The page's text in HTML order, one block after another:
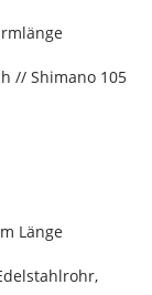
// Shimano 105
Länge